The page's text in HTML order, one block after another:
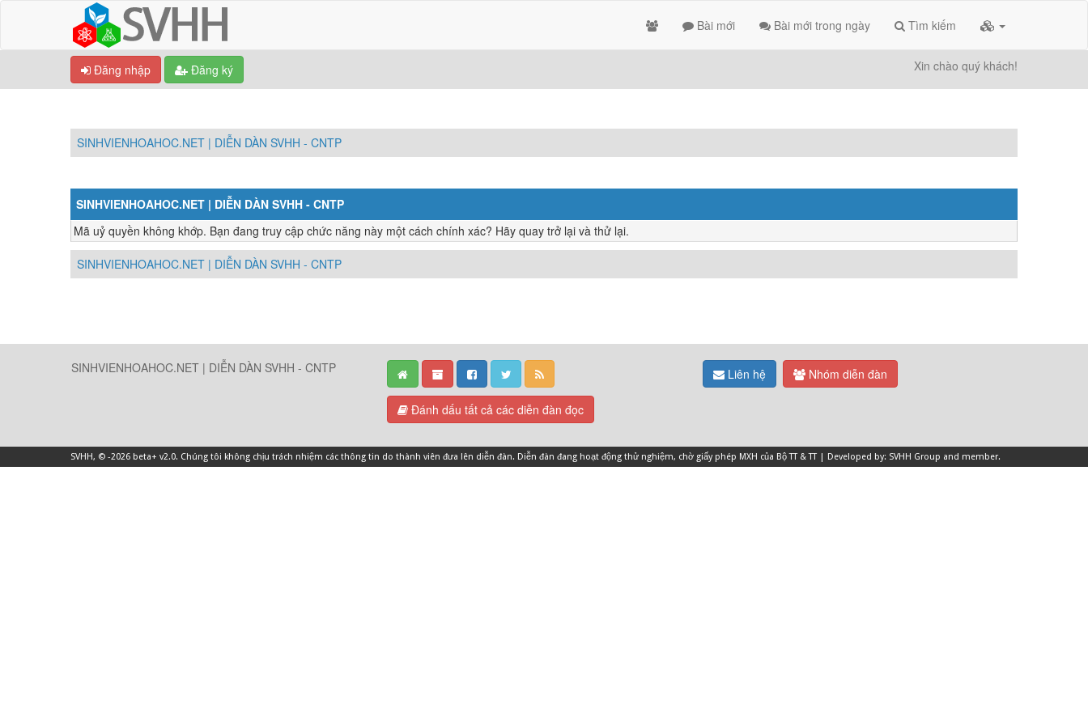
Bài mới Bài mới trong ngày Tìm kiếm
Đăng nhập Đăng ký Xin chào quý khách!
SINHVIENHOAHOC.NET | DIỄN DÀN SVHH - CNTP
SINHVIENHOAHOC.NET | DIỄN DÀN SVHH - CNTP
Mã uỷ quyền không khớp. Bạn đang truy cập chức năng này một cách chính xác? Hãy quay trở lại và thử lại.
SINHVIENHOAHOC.NET | DIỄN DÀN SVHH - CNTP
SINHVIENHOAHOC.NET | DIỄN DÀN SVHH - CNTP
Đánh dấu tất cả các diễn đàn đọc
Liên hệ Nhóm diễn đàn
SVHH, © -2026 beta+ v2.0. Chúng tôi không chịu trách nhiệm các thông tin do thành viên đưa lên diễn đàn. Diễn đàn đang hoạt động thử nghiệm, chờ giấy phép MXH của Bộ TT & TT | Developed by: SVHH Group and member.